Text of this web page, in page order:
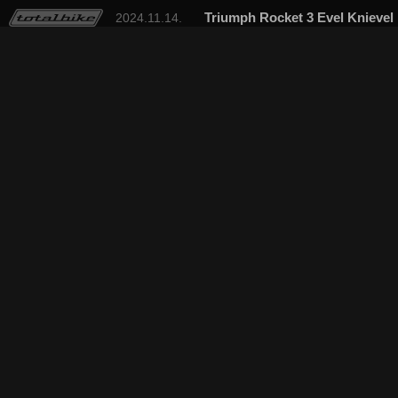
Triumph Rocket 3 Evel Knievel
2024.11.14.